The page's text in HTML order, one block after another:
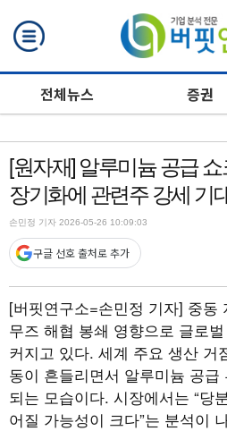
전체뉴스 증권
[원자재] 알루미늄 공급
장기화에 관련주 강세 기
손민정 기자 2026-05-26 10:09:03
구글 선호 출처로 추가
[버핏연구소=손민정 기자] 중동
무즈 해협 봉쇄 영향으로 글로
커지고 있다. 세계 주요 생산 거
동이 흔들리면서 알루미늄 공
되는 모습이다. 시장에서는 “당
어질 가능성이 크다”는 분석이